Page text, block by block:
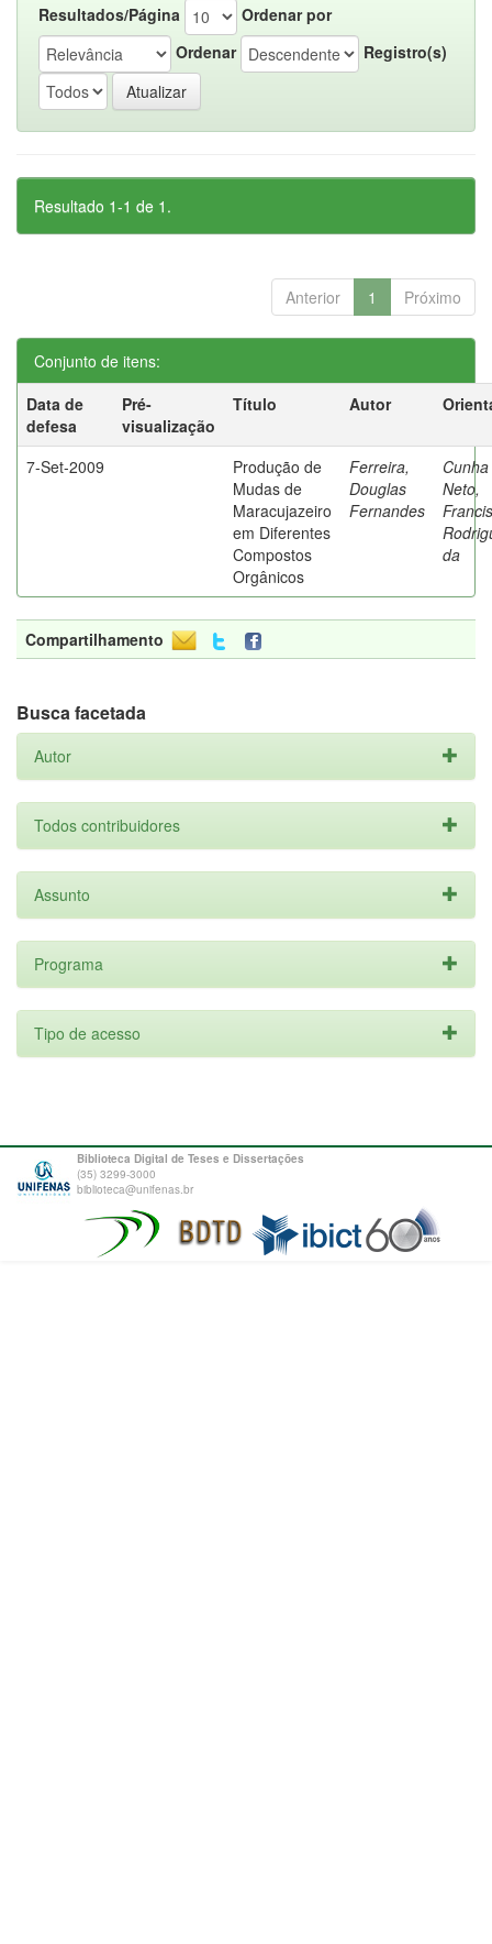
Resultados/Página
Ordenar por
Ordenar
Registro(s)
Resultado 1-1 de 1.
Anterior 1 Próximo
Conjunto de itens:
Data de
defesa
Pré-
visualização
Título Autor
7-Set-2009
Produção de
Mudas de
Maracujazeiro
em Diferentes
Compostos
Orgânicos
Ferreira,
Douglas
Fernandes
Cunha
Neto,
da
Compartilhamento
Busca facetada
Autor
Todos contribuidores
Assunto
Programa
Tipo de acesso
Biblioteca Digital de Teses e Dissertações
(35) 3299-3000
biblioteca@unifenas.br